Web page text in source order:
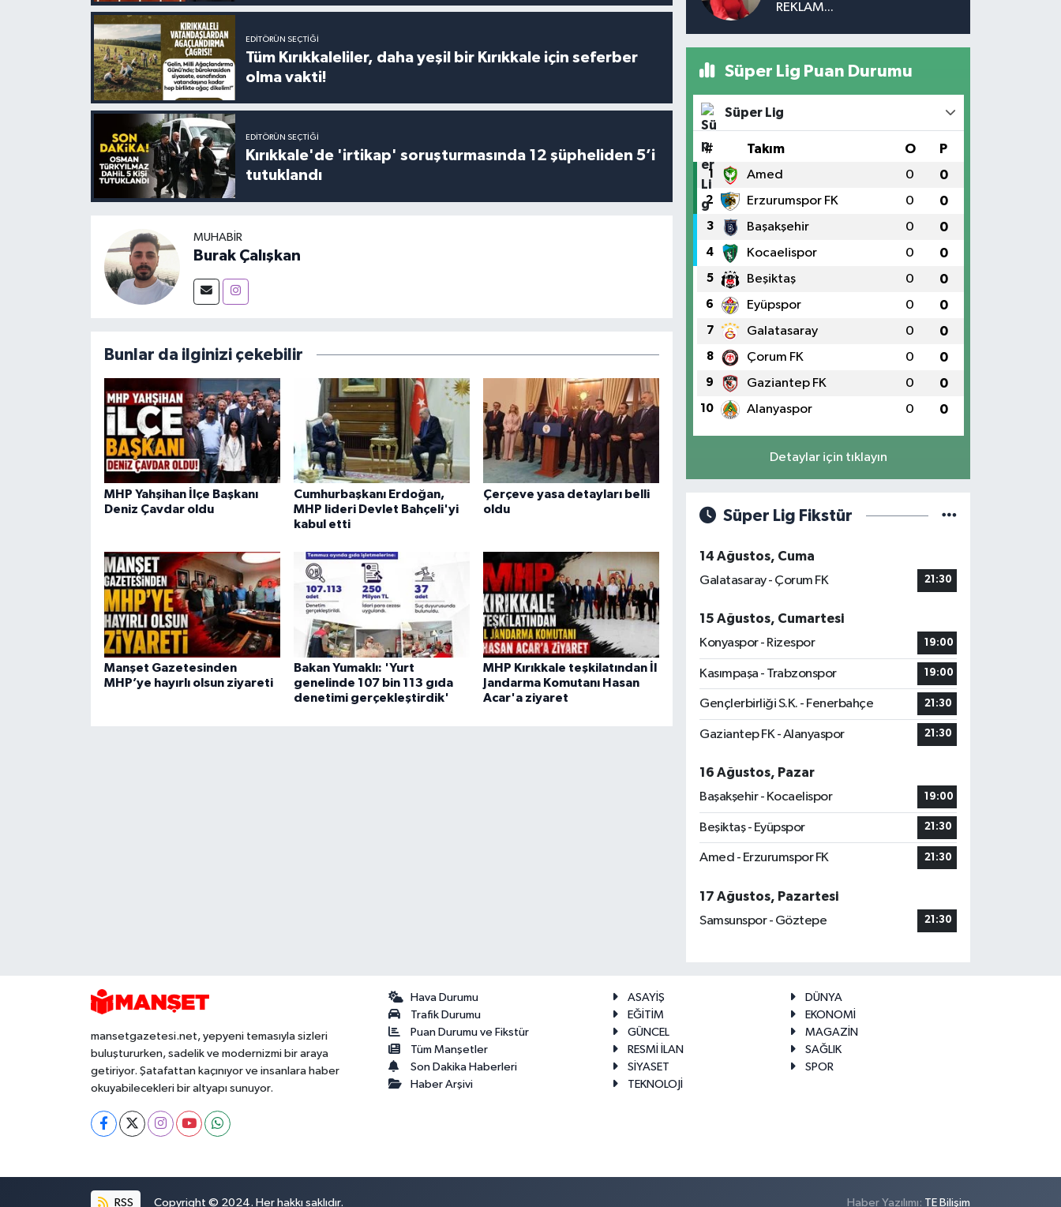
EDITÖRÜN SEÇTIĞI
Tüm Kırıkkaleliler, daha yeşil bir Kırıkkale için seferber
olma vakti!
EDITÖRÜN SEÇTIĞI
Kırıkkale'de 'irtikap' soruşturmasında 12 şüpheliden 5’i
tutuklandı
MUHABIR
Burak Çalışkan
Bunlar da ilginizi çekebilir
MHP Yahşihan İlçe Başkanı
Deniz Çavdar oldu
Cumhurbaşkanı Erdoğan,
MHP lideri Devlet Bahçeli'yi
kabul etti
Çerçeve yasa detayları belli
oldu
Manşet Gazetesinden
MHP’ye hayırlı olsun ziyareti
Bakan Yumaklı: 'Yurt
genelinde 107 bin 113 gıda
denetimi gerçekleştirdik'
MHP Kırıkkale teşkilatından İl
Jandarma Komutanı Hasan
Acar'a ziyaret
REKLAM...
Süper Lig Puan Durumu
Süper Lig
# Takım O P
1 Amed 0 0
2 Erzurumspor FK 0 0
3 Başakşehir 0 0
4 Kocaelispor 0 0
5 Beşiktaş 0 0
6 Eyüpspor 0 0
7 Galatasaray 0 0
8 Çorum FK 0 0
9 Gaziantep FK 0 0
10 Alanyaspor 0 0
Detaylar için tıklayın
Süper Lig Fikstür
14 Ağustos, Cuma
Galatasaray - Çorum FK
21:30
15 Ağustos, Cumartesi
Konyaspor - Rizespor
19:00
Kasımpaşa - Trabzonspor 19:00
Gençlerbirliği S.K. - Fenerbahçe 21:30
Gaziantep FK - Alanyaspor 21:30
16 Ağustos, Pazar
Başakşehir - Kocaelispor
19:00
Beşiktaş - Eyüpspor 21:30
Amed - Erzurumspor FK 21:30
17 Ağustos, Pazartesi
Samsunspor - Göztepe
21:30
mansetgazetesi.net, yepyeni temasıyla sizleri
buluştururken, sadelik ve modernizmi bir araya
getiriyor. Şatafattan kaçınıyor ve insanlara haber
okuyabilecekleri bir altyapı sunuyor.
Hava Durumu
Trafik Durumu
Puan Durumu ve Fikstür
Tüm Manşetler
Son Dakika Haberleri
Haber Arşivi
ASAYİŞ
DÜNYA
EĞİTİM
EKONOMİ
GÜNCEL
MAGAZİN
RESMİ İLAN
SAĞLIK
SİYASET
SPOR
TEKNOLOJİ
RSS Copyright © 2024. Her hakkı saklıdır. Haber Yazılımı: TE Bilişim